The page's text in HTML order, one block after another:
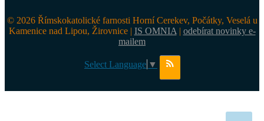
© 2026 Římskokatolické farnosti Horní Cerekev, Počátky, Veselá u
Kamenice nad Lipou, Žirovnice | IS OMNIA | odebírat novinky e-
mailem
Select Language ▼